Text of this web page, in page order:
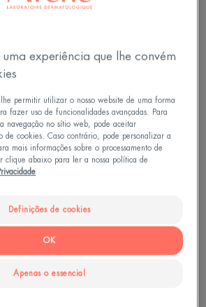
da
crianças
de psoríase nas crianças é,
a psoríase em placas.
formação de placas
simétricas e bem definidas.
experiência que lhe convém
permitir utilizar o nosso website de uma forma
fazer uso de funcionalidades avançadas. Para
navegação no sítio web, pode aceitar
de cookies. Caso contrário, pode personalizar a
mais informações sobre o processamento de
clique abaixo para ler a nossa política de
Definições de cookies
Apenas o essencial
OK